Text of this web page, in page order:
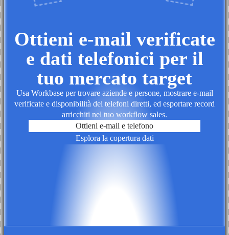
Ottieni e-mail verificate
e dati telefonici per il
tuo mercato target
Usa Workbase per trovare aziende e persone, mostrare e-mail
verificate e disponibilità dei telefoni diretti, ed esportare record
arricchiti nel tuo workflow sales.
Ottieni e-mail e telefono
Esplora la copertura dati